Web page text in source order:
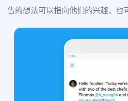
告的想法可以指向他们的兴趣，也